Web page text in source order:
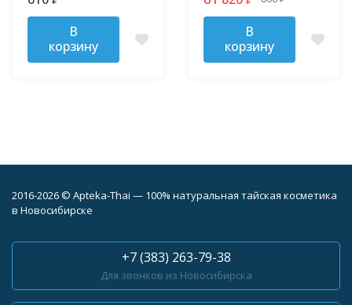
В
корзину
В
корзину
2016-2026 © Apteka-Thai — 100% натуральная тайская косметика
в Новосибирске
+7 (383) 263-79-38
Для звонков из Новосибирска